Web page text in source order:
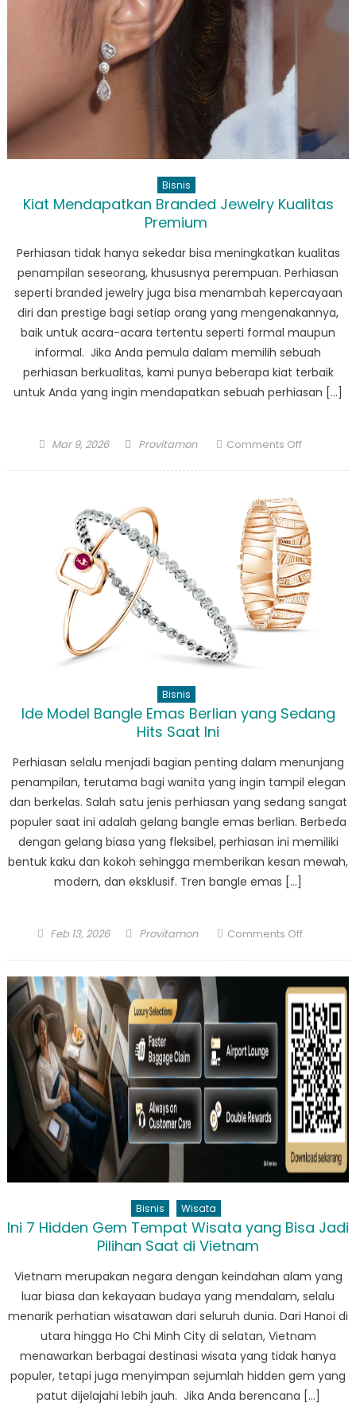
Bisnis
Kiat Mendapatkan Branded Jewelry Kualitas
Premium
Perhiasan tidak hanya sekedar bisa meningkatkan kualitas
penampilan seseorang, khususnya perempuan. Perhiasan
seperti branded jewelry juga bisa menambah kepercayaan
diri dan prestige bagi setiap orang yang mengenakannya,
baik untuk acara-acara tertentu seperti formal maupun
informal. Jika Anda pemula dalam memilih sebuah
perhiasan berkualitas, kami punya beberapa kiat terbaik
untuk Anda yang ingin mendapatkan sebuah perhiasan […]
Posted
Mar 9, 2026 Author
Provitamon Comments Offon
Jewelry
Kualitas
Premium
Bisnis
Ide Model Bangle Emas Berlian yang Sedang
Hits Saat Ini
Perhiasan selalu menjadi bagian penting dalam menunjang
penampilan, terutama bagi wanita yang ingin tampil elegan
dan berkelas. Salah satu jenis perhiasan yang sedang sangat
populer saat ini adalah gelang bangle emas berlian. Berbeda
dengan gelang biasa yang fleksibel, perhiasan ini memiliki
bentuk kaku dan kokoh sehingga memberikan kesan mewah,
modern, dan eksklusif. Tren bangle emas […]
Posted
Feb 13, 2026 Author
Provitamon Comments Offon
Bangle
Emas
Berlian
yang
Sedang
Hits
Saat
Ini
Bisnis Wisata
Ini 7 Hidden Gem Tempat Wisata yang Bisa Jadi
Pilihan Saat di Vietnam
Vietnam merupakan negara dengan keindahan alam yang
luar biasa dan kekayaan budaya yang mendalam, selalu
menarik perhatian wisatawan dari seluruh dunia. Dari Hanoi di
utara hingga Ho Chi Minh City di selatan, Vietnam
menawarkan berbagai destinasi wisata yang tidak hanya
populer, tetapi juga menyimpan sejumlah hidden gem yang
patut dijelajahi lebih jauh. Jika Anda berencana […]